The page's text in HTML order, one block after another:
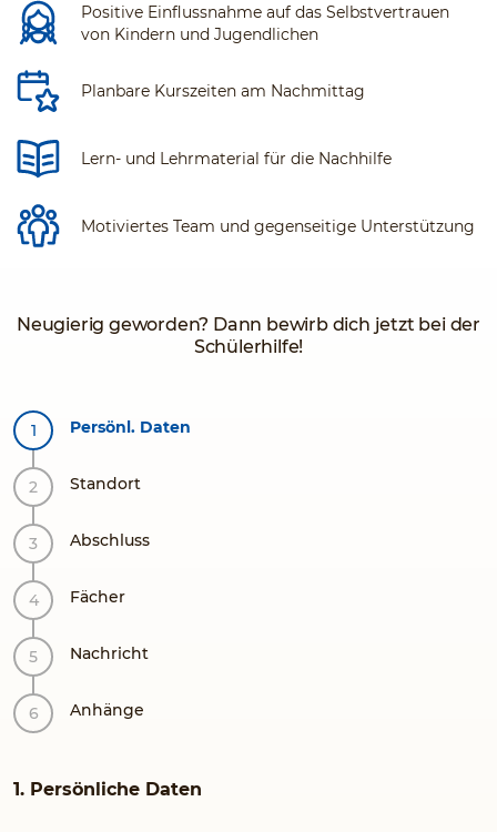
Positive Einflussnahme auf das Selbstvertrauen
von Kindern und Jugendlichen
Planbare Kurszeiten am Nachmittag
Lern- und Lehrmaterial für die Nachhilfe
Motiviertes Team und gegenseitige Unterstützung
Neugierig geworden? Dann bewirb dich jetzt bei der
Schülerhilfe!
Persönl. Daten
Standort
Abschluss
Fächer
Nachricht
Anhänge
1. Persönliche Daten